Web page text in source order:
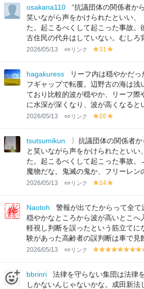
e
e
n
lo
w
lo
w
osakana110
“抗議団体の関係者か
笑いながら声をかけられたといい、
た。起こるべくして起こった事故。
古住民の代弁はしていない。むしろ
2026/05/13 リンク
y
lo
w
31
lo
w
hagakuress
リーフ内は穏やかだ
フギャップで転覆。辺野古の海は浅
ており比較的波が穏やか、リーフ際
に水深が深くなり、波が高くなると
2026/05/13 リンク
y
lo
w
20
lo
w
tsutsumikun
〉抗議団体の関係者か
と笑いながら声をかけられたといい
た。起こるべくして起こった事故
魔物だな。鬼滅の鬼か、フリーレン
2026/05/13 リンク
y
lo
w
24
lo
w
Naotoh
警報が出てたからって全て
穏やかなところから波が高いとこへ
軽視し判断を誤ったという筋立てに
験があった高齢者の誤判断は車で見
2026/05/13 リンク
y
lo
w
y
lo
w
y
lo
y
lo
w
y
lo
w
y
lo
w
y
lo
w
lo
w w
bbrinri
法律を守らない集団は法律
しかないんじゃないかな。成田新法